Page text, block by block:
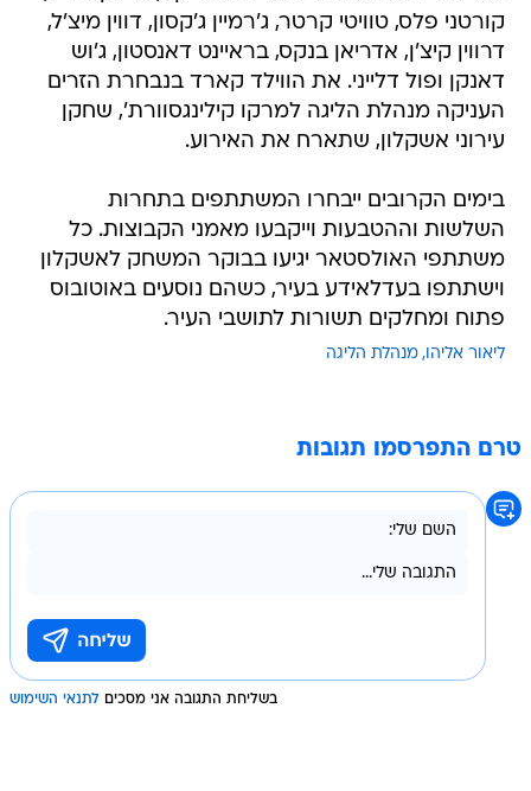
קורטני פלס, טוויטי קרטר, ג'רמיין ג'קסון, דווין מיצ'ל,
דרווין קיצ'ן, אדריאן בנקס, בראיינט דאנסטון, ג'וש
דאנקן ופול דלייני. את הווילד קארד בנבחרת הזרים
העניקה מנהלת הליגה למרקו קילינגסוורת', שחקן
עירוני אשקלון, שתארח את האירוע.
בימים הקרובים ייבחרו המשתתפים בתחרות
השלשות וההטבעות וייקבעו מאמני הקבוצות. כל
משתתפי האולסטאר יגיעו בבוקר המשחק לאשקלון
וישתתפו בעדלאידע בעיר, כשהם נוסעים באוטובוס
פתוח ומחלקים תשורות לתושבי העיר.
ליאור אליהו מנהלת הליגה
טרם התפרסמו תגובות
בשליחת התגובה אני מסכים לתנאי השימוש